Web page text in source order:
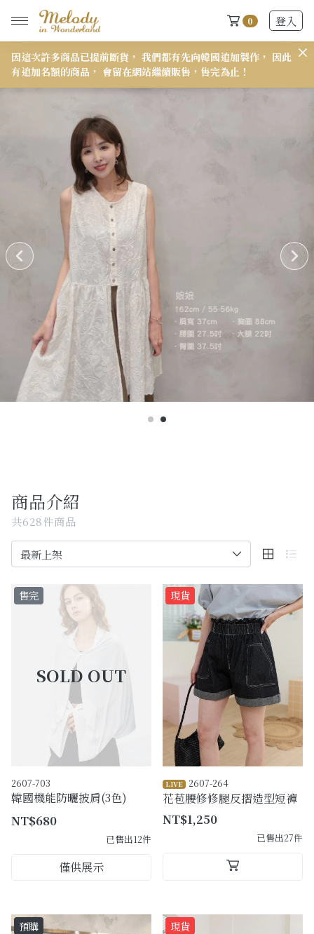
0 登入
New Arrivals
2026 S/S-03 盛夏新品
618快閃新品最後現貨
2026 S/S-02 最後現貨
2026 S/S-01 最後現貨
施華洛世奇水晶飾品區
Past Collections
全部
現貨專區-可快速出貨
C字頭商品- 防曬披肩/好穿內衣
最新消息
訂單查詢
關於我們
Facebook粉絲專頁
Facebook社團
Instagram
因這次許多商品已提前斷貨， 我們都有先向韓國追加製作， 因此
有追加名額的商品， 會留在網站繼續販售，售完為止！
商品介紹
共628件商品
售完
2607-703
韓國機能防曬披肩(3色)
NT$680
已售出12件
僅供展示
現貨
LIVE 2607-264
花苞腰修修腿反摺造型短褲
NT$1,250
已售出27件
預購 現貨